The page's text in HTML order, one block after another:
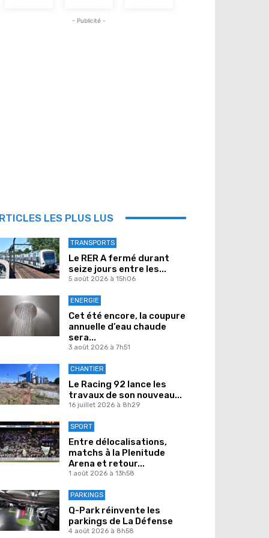
- Publicité -
LES PLUS LUS
TRANSPORTS
Le RER A fermé durant
seize jours entre les...
5 août 2026 à 15h06
ENERGIE
Cet été encore, la coupure
annuelle d’eau chaude
sera...
3 août 2026 à 7h51
CHANTIER
Le Racing 92 lance les
travaux de son nouveau...
16 juillet 2026 à 8h29
SPORT
Entre délocalisations,
matchs à la Plenitude
Arena et retour...
1 août 2026 à 13h58
PARKINGS
Q-Park réinvente les
parkings de La Défense
4 août 2026 à 8h58